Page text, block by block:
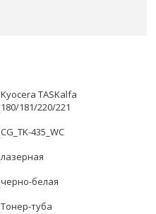
Kyocera TASKalfa
180/181/220/221
CG_TK-435_WC
лазерная
черно-белая
Тонер-туба